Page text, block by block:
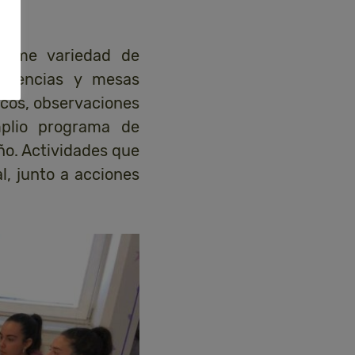
variedad de
y mesas
observaciones
programa de
Actividades que
junto a acciones